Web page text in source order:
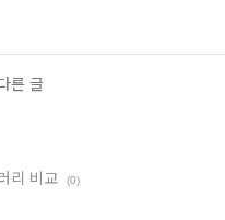
른 글
리 비교 (0)